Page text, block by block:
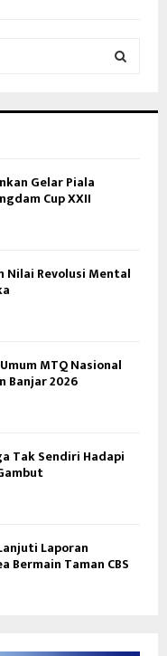
H
Gelar Piala
Cup XXII
Nilai Revolusi Mental
MTQ Nasional
Banjar 2026
Tak Sendiri Hadapi
Laporan
Bermain Taman CBS